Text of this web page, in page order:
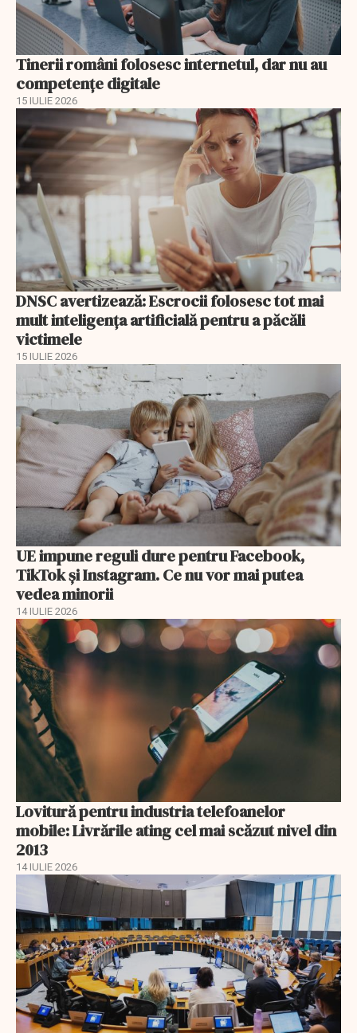
Tinerii români folosesc internetul, dar nu au
competențe digitale
15 IULIE 2026
DNSC avertizează: Escrocii folosesc tot mai
mult inteligența artificială pentru a păcăli
victimele
15 IULIE 2026
UE impune reguli dure pentru Facebook,
TikTok și Instagram. Ce nu vor mai putea
vedea minorii
14 IULIE 2026
Lovitură pentru industria telefoanelor
mobile: Livrările ating cel mai scăzut nivel din
2013
14 IULIE 2026